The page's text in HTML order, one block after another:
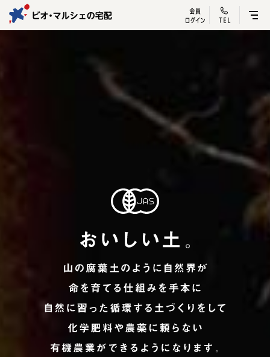
ビオ・マルシェ
ビオ・マルシェの想い
読みもの・NEWS
ご利用ガイド
お届け情報
お問い合わせ
業務用卸 SDGsへの取り組み